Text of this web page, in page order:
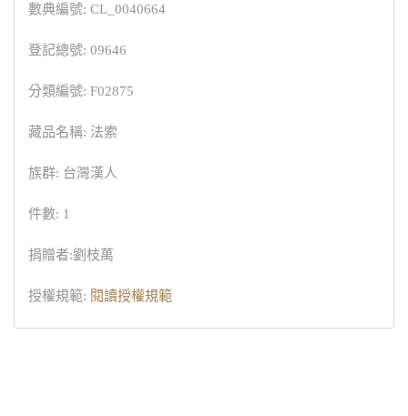
數典編號: CL_0040664
登記總號: 09646
分類編號: F02875
藏品名稱: 法索
族群: 台灣漢人
件數: 1
捐贈者:劉枝萬
授權規範: 閱讀授權規範